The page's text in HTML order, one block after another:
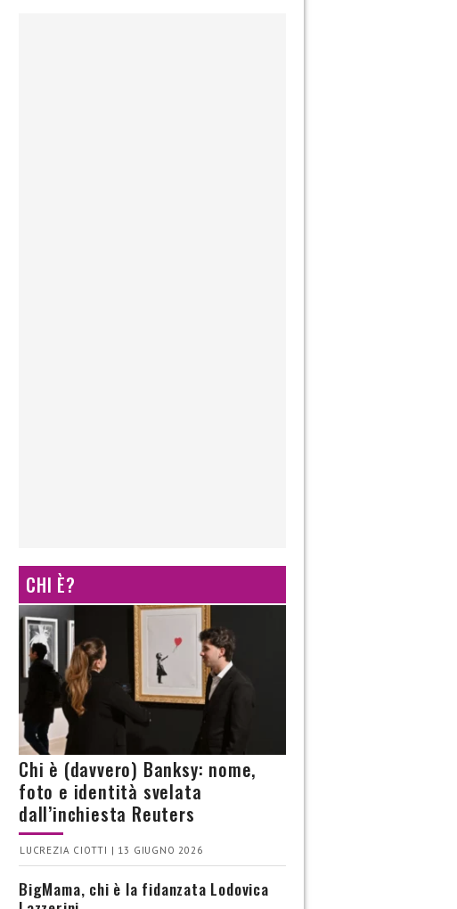
CHI È?
Chi è (davvero) Banksy: nome,
foto e identità svelata
dall’inchiesta Reuters
LUCREZIA CIOTTI | 13 GIUGNO 2026
BigMama, chi è la fidanzata Lodovica